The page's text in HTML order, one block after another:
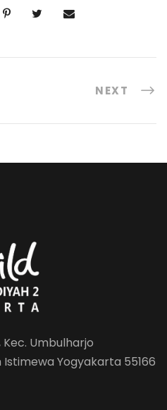
NEXT
Kec. Umbulharjo
Yogyakarta 55166